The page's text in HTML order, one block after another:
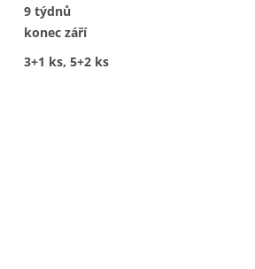
9 týdnů
konec září
3+1 ks, 5+2 ks